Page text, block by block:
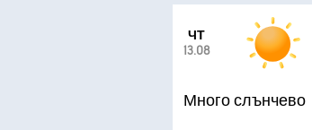
ЧТ
13.08
Много слънчево